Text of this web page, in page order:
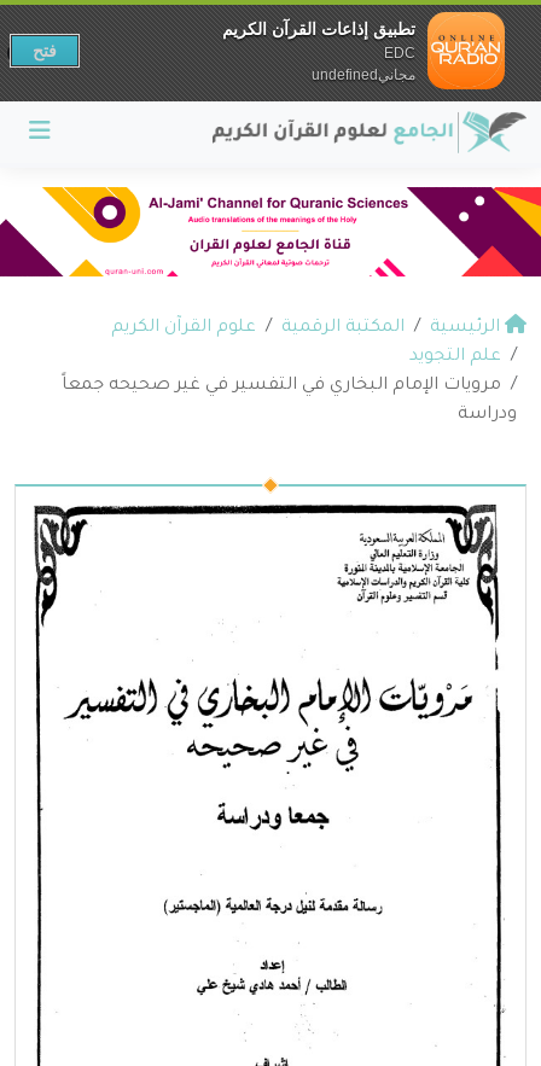
الرئيسية المكتبة الرقمية
علوم القرآن الكريم
علم التجويد
مرويات الإمام البخاري في التفسير في غير صحيحه جمعاً
ودراسة
تطبيق إذاعات القرآن الكريم
EDC
مجانيundefined
فتح